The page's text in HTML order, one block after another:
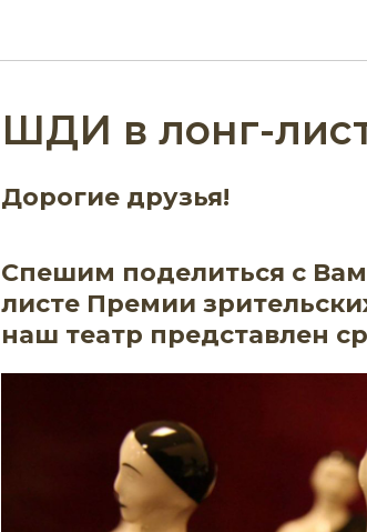
ШДИ в лонг-
Дорогие друзья!
Спешим поделиться с
листе Премии
наш театр представлен